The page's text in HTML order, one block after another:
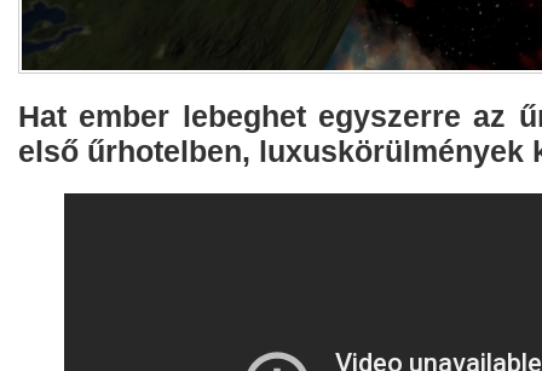
Hat ember lebeghet egyszerre az
első űrhotelben, luxuskörülmények